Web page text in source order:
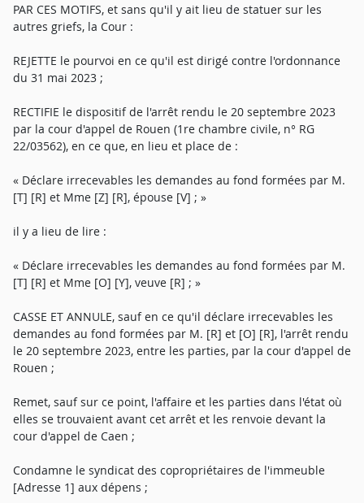
PAR CES MOTIFS, et sans qu'il y ait lieu de statuer sur les
autres griefs, la Cour :
REJETTE le pourvoi en ce qu'il est dirigé contre l'ordonnance
du 31 mai 2023 ;
RECTIFIE le dispositif de l'arrêt rendu le 20 septembre 2023
par la cour d'appel de Rouen (1re chambre civile, n° RG
22/03562), en ce que, en lieu et place de :
« Déclare irrecevables les demandes au fond formées par M.
[T] [R] et Mme [Z] [R], épouse [V] ; »
il y a lieu de lire :
« Déclare irrecevables les demandes au fond formées par M.
[T] [R] et Mme [O] [Y], veuve [R] ; »
CASSE ET ANNULE, sauf en ce qu'il déclare irrecevables les
demandes au fond formées par M. [R] et [O] [R], l'arrêt rendu
le 20 septembre 2023, entre les parties, par la cour d'appel de
Rouen ;
Remet, sauf sur ce point, l'affaire et les parties dans l'état où
elles se trouvaient avant cet arrêt et les renvoie devant la
cour d'appel de Caen ;
Condamne le syndicat des copropriétaires de l'immeuble
[Adresse 1] aux dépens ;